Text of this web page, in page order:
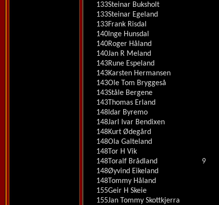
133Steinar Buksholt
133Steinar Egeland
133Frank Risdal
140 Inge Hunsdal
140Roger Håland
140Jan R Meland
143Rune Espeland
143Karsten Hermansen
143Ole Tom Bryggeså
143Ståle Bergene
143Thomas Erland
148 Idar Byremo
148Jarl Ivar Bendixen
148Kurt Ødegård
148Ola Galteland
148Tor H Vik
148Toralf Brådland
9
148Øyvind Eikeland
148Tommy Håland
155Geir H Skeie
155Jan Tommy Skottkjerra